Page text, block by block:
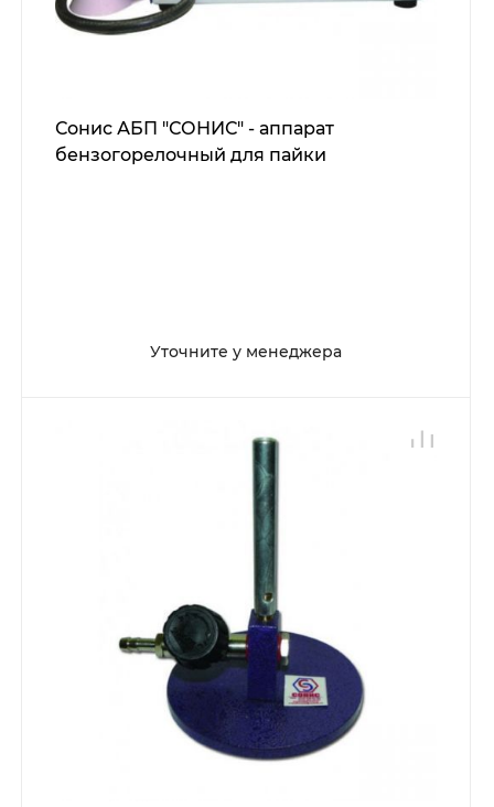
Сонис АБП "СОНИС" - аппарат
бензогорелочный для пайки
Уточните у менеджера